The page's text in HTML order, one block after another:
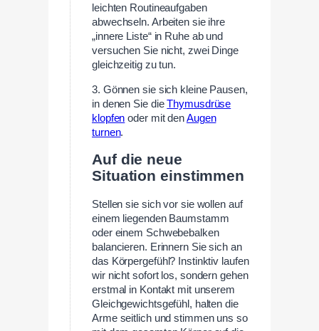
leichten Routineaufgaben
abwechseln. Arbeiten sie ihre
„innere Liste“ in Ruhe ab und
versuchen Sie nicht, zwei Dinge
gleichzeitig zu tun.
3. Gönnen sie sich kleine Pausen,
in denen Sie dieThymusdrüse
klopfen oder mit denAugen
turnen.
Auf die neue
Situation einstimmen
Stellen sie sich vor sie wollen auf
einem liegenden Baumstamm
oder einem Schwebebalken
balancieren. Erinnern Sie sich an
das Körpergefühl? Instinktiv laufen
wir nicht sofort los, sondern gehen
erstmal in Kontakt mit unserem
Gleichgewichtsgefühl, halten die
Arme seitlich und stimmen uns so